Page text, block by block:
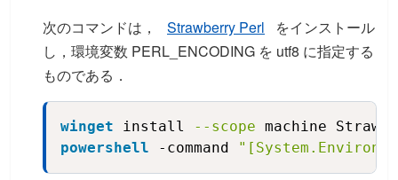
次のコマンドは，
Strawberry Perl
をインストール
し，環境変数 PERL_ENCODING を utf8 に指定する
ものである．
winget install --scope machine
powershell -command
Copy